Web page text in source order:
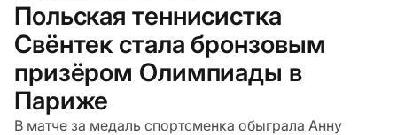
Польская теннисистка
Свёнтек стала бронзовым
призёром Олимпиады в
Париже
В матче за медаль спортсменка обыграла Анну